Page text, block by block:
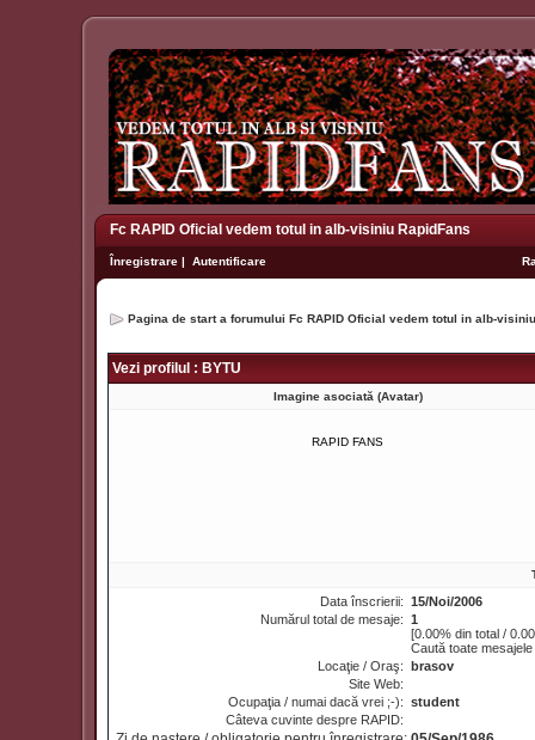
Fc RAPID Oficial vedem totul in alb-visiniu RapidFans
Înregistrare | Autentificare
Pagina de start a forumului Fc RAPID Oficial vedem totul in alb-
Vezi profilul : BYTU
Imagine asociată (Avatar)
RAPID FANS
Data înscrierii: 15/Noi/2006
Numărul total de mesaje: 1
[0.00% din total /
Caută toate
Locaţie / Oraş: brasov
Site Web:
Ocupaţia / numai dacă vrei ;-): student
Câteva cuvinte despre RAPID: